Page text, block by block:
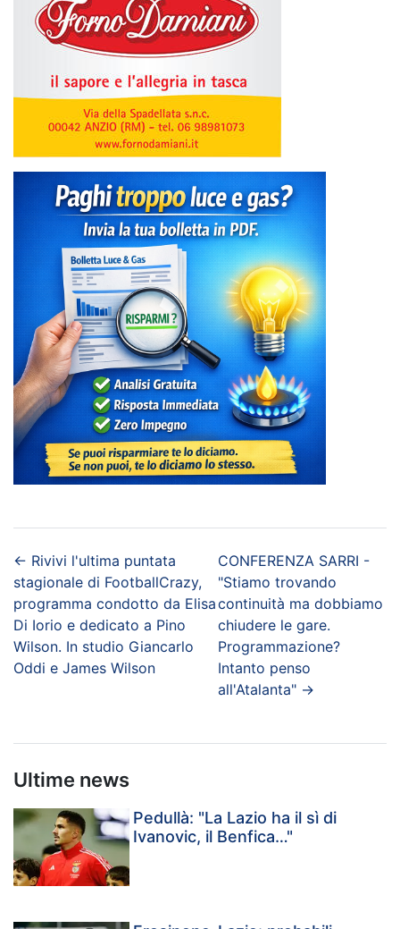
← Rivivi l'ultima puntata
stagionale di FootballCrazy,
programma condotto da Elisa
Di Iorio e dedicato a Pino
Wilson. In studio Giancarlo
Oddi e James Wilson
CONFERENZA SARRI -
"Stiamo trovando
continuità ma dobbiamo
chiudere le gare.
Programmazione?
Intanto penso
all'Atalanta"→
Ultime news
Pedullà: "La Lazio ha il sì di
Ivanovic, il Benfica…"